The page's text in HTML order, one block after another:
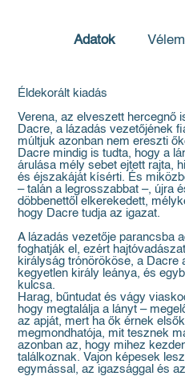
Adatok
Éldekorált kiadás
Verena, az elveszett hercegnő
Dacre, a lázadás vezetőjének
múltjuk azonban nem ereszti
Dacre mindig is tudta, hogy a
árulása mély sebet ejtett rajta,
és éjszakáját kísérti. És
– talán a legrosszabbat –, újra
döbbenettől elkerekedett,
hogy Dacre tudja az igazat.
A lázadás vezetője parancsba
foghatják el, ezért
királyság trónörököse, a Dacre
kegyetlen király leánya, és
kulcsa.
Harag, bűntudat és vágy
hogy megtalálja a lányt –
az apját, mert ha ők érnek
megmondhatója, mit tesznek
azonban az, hogy mihez
találkoznak. Vajon képesek
egymással, az igazsággal és